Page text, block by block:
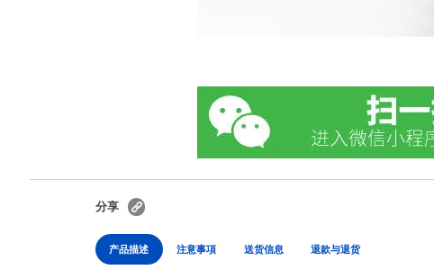
分享
产品描述 注意事項 送货信息 退款与退货